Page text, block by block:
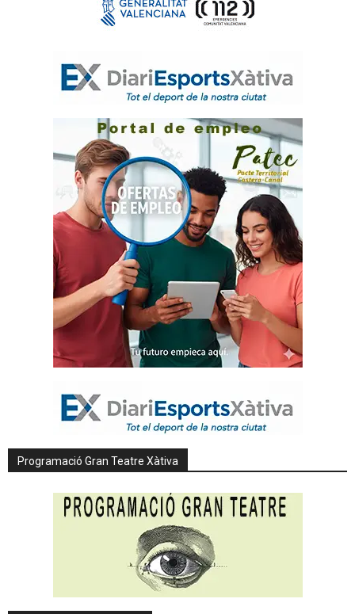
Programació Gran Teatre Xàtiva